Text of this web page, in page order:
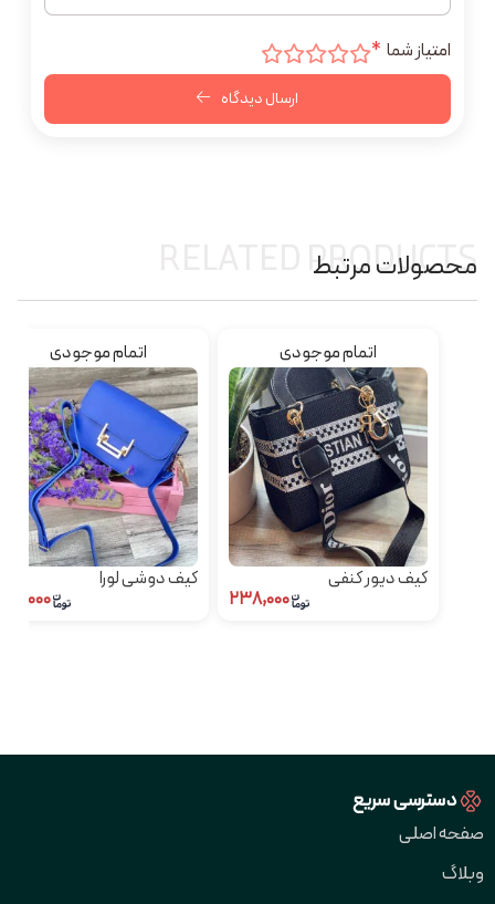
امتیاز شما *
ارسال دیدگاه
محصولات مرتبط
RELATED PRODUCTS
اتمام موجودی
کیف دیور کنفی
اتمام موجودی
کیف دوشی لورا
دسترسی سریع
صفحه اصلی
وبلاگ